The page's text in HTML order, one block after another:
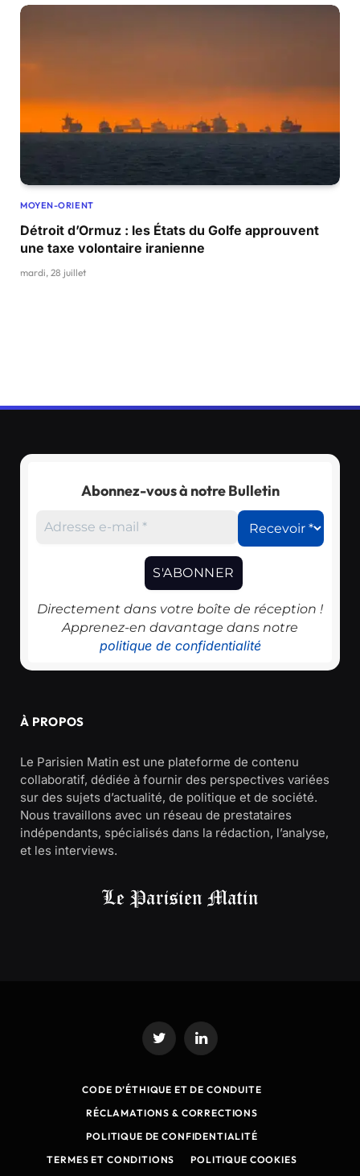
MOYEN-ORIENT
Détroit d’Ormuz : les États du Golfe approuvent
une taxe volontaire iranienne
mardi, 28 juillet
Abonnez-vous à notre Bulletin
Directement dans votre boîte de réception !
Apprenez-en davantage dans notre
politique de confidentialité
À PROPOS
Le Parisien Matin est une plateforme de contenu
collaboratif, dédiée à fournir des perspectives variées
sur des sujets d’actualité, de politique et de société.
Nous travaillons avec un réseau de prestataires
indépendants, spécialisés dans la rédaction, l’analyse,
et les interviews.
Twitter LinkedIn
CODE D’ÉTHIQUE ET DE CONDUITE
RÉCLAMATIONS & CORRECTIONS
POLITIQUE DE CONFIDENTIALITÉ
TERMES ET CONDITIONS
POLITIQUE COOKIES